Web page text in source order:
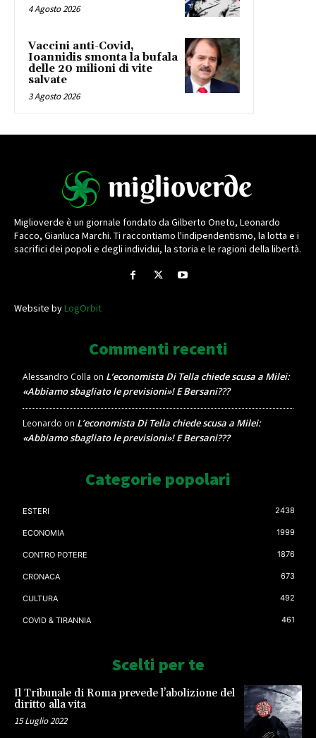
4 Agosto 2026
Vaccini anti-Covid,
Ioannidis smonta la bufala
delle 20 milioni di vite
salvate
3 Agosto 2026
Miglioverde è un giornale fondato da Gilberto Oneto, Leonardo
Facco, Gianluca Marchi. Ti raccontiamo l'indipendentismo, la lotta e i
sacrifici dei popoli e degli individui, la storia e le ragioni della libertà.
Website byLogOrbit
Commenti recenti
Alessandro Colla on L’economista Di Tella chiede scusa a Milei:
«Abbiamo sbagliato le previsioni»! E Bersani???
Leonardo on L’economista Di Tella chiede scusa a Milei:
«Abbiamo sbagliato le previsioni»! E Bersani???
Categorie popolari
ESTERI 2438
ECONOMIA 1999
CONTRO POTERE 1876
CRONACA 673
CULTURA 492
COVID & TIRANNIA 461
Scelti per te
Il Tribunale di Roma prevede l’abolizione del
diritto alla vita
15 Luglio 2022